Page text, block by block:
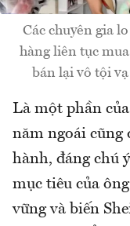
Các chuyên gia
hàng liên tục
bán lại vô tội
Là một phần
năm ngoái cũng
hành, đáng chú
mục tiêu của
vững và biến